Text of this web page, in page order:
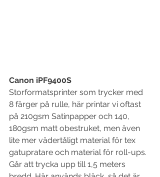
Canon iPF9400S
Storformatsprinter som trycker med
8 färger på rulle, här printar vi oftast
på 210gsm Satinpapper och 140,
180gsm matt obestruket, men även
lite mer vädertåligt material för tex
gatupratare och material för roll-ups.
Går att trycka upp till 1,5 meters